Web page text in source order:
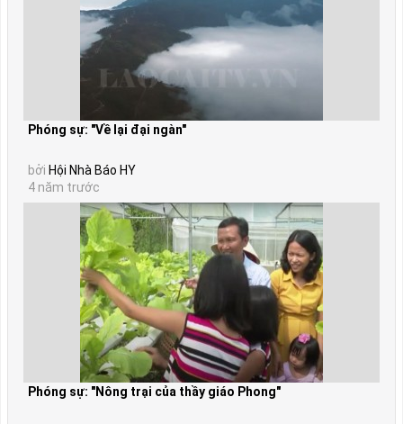
Phóng sự: "Về lại đại ngàn"
bởi Hội Nhà Báo HY
4 năm trước
Phóng sự: "Nông trại của thầy giáo Phong"